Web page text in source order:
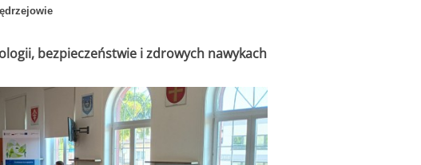
bezpieczeństwie i zdrowych nawykach